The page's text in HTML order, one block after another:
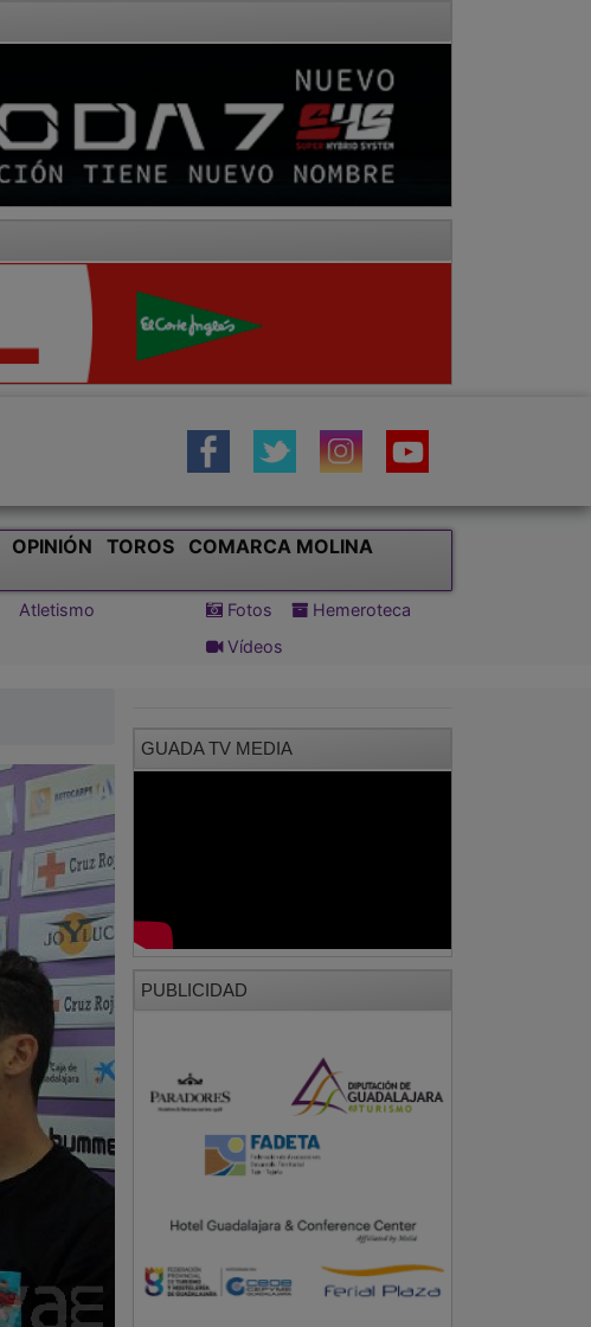
OPINIÓN TOROS
COMARCA MOLINA
Atletismo
Fotos
Hemeroteca
Vídeos
GUADA TV MEDIA
PUBLICIDAD